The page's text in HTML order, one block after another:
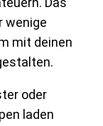
wenige
mit deinen
oder
laden